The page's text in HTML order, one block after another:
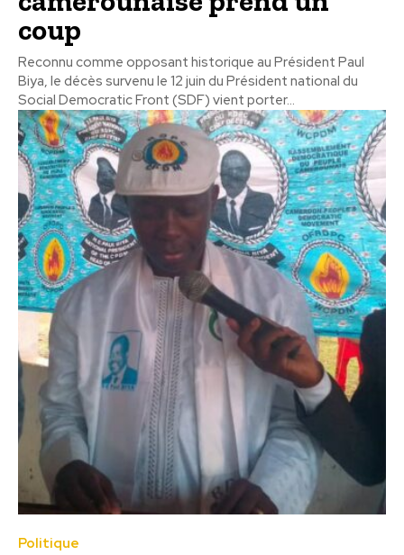
coup
Reconnu comme opposant historique au Président Paul
Biya, le décès survenu le 12 juin du Président national du
Social Democratic Front (SDF) vient porter...
Politique